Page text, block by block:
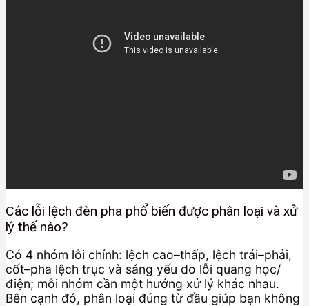
Các lỗi lệch đèn pha phổ biến được phân loại và xử
lý thế nào?
Có 4 nhóm lỗi chính: lệch cao–thấp, lệch trái–phải,
cốt–pha lệch trục và sáng yếu do lỗi quang học/
điện; mỗi nhóm cần một hướng xử lý khác nhau.
Bên cạnh đó, phân loại đúng từ đầu giúp bạn không